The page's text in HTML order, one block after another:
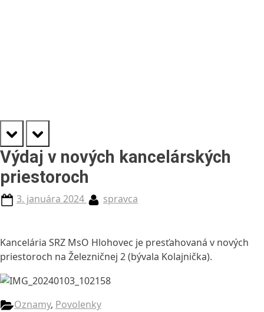
prev next
Výdaj v nových kancelárských
priestoroch
Posted
3. januára 2024 By
spravca
Kancelária SRZ MsO Hlohovec je presťahovaná v nových
priestoroch na Železničnej 2 (bývala Kolajnička).
Oznamy, Povolenky